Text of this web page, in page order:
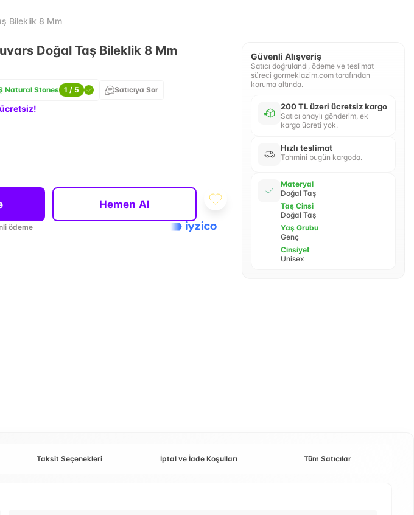
Bileklik 8 Mm
Doğal Taş Bileklik 8 Mm
Natural Stones 1 / 5 Satıcıya Sor
Hemen Al
ödeme
Güvenli Alışveriş
Satıcı doğrulandı, ödeme ve teslimat
süreci gormeklazim.com tarafından
koruma altında.
200 TL üzeri ücretsiz kargo
Satıcı onaylı gönderim, ek
kargo ücreti yok.
Hızlı teslimat
Tahmini bugün kargoda.
Materyal
Doğal Taş
Taş Cinsi
Doğal Taş
Yaş Grubu
Genç
Cinsiyet
Unisex
Taksit Seçenekleri İptal ve İade Koşulları Tüm Satıcılar